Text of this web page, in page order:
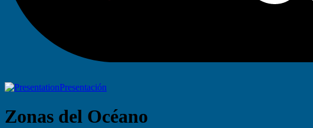
Presentación
Zonas del Océano